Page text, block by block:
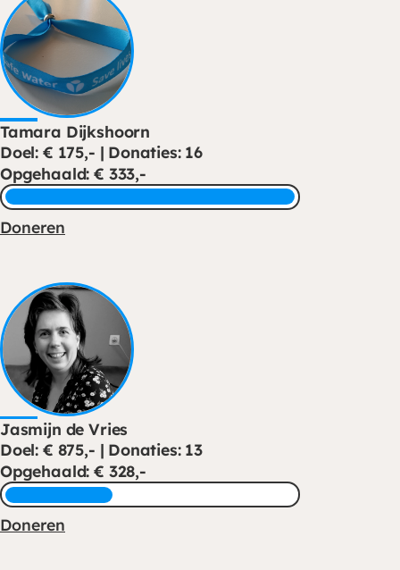
Tamara Dijkshoorn
Doel: € 175,- | Donaties: 16
Opgehaald: € 333,-
Doneren
Jasmijn de Vries
Doel: € 875,- | Donaties: 13
Opgehaald: € 328,-
Doneren